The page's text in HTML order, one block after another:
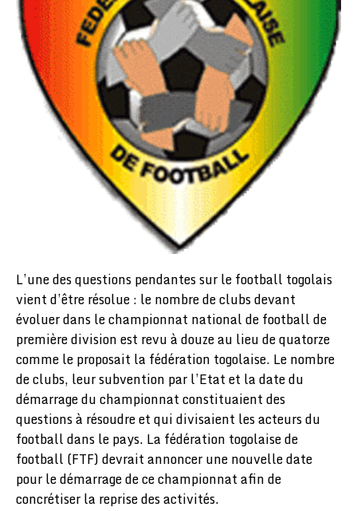
L’une des questions pendantes sur le football togolais
vient d’être résolue : le nombre de clubs devant
évoluer dans le championnat national de football de
première division est revu à douze au lieu de quatorze
comme le proposait la fédération togolaise. Le nombre
de clubs, leur subvention par l’Etat et la date du
démarrage du championnat constituaient des
questions à résoudre et qui divisaient les acteurs du
football dans le pays. La fédération togolaise de
football (FTF) devrait annoncer une nouvelle date
pour le démarrage de ce championnat afin de
concrétiser la reprise des activités.